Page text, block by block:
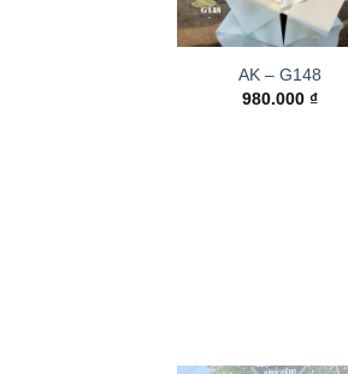
AK – G148
980.000 ₫